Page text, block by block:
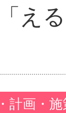
え
計画・